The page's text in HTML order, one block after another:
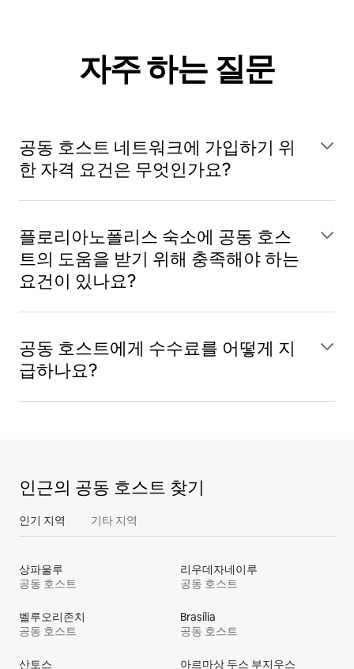
자주 하는 질문
공동 호스트 네트워크에 가입하기 위
한 자격 요건은 무엇인가요?
플로리아노폴리스 숙소에 공동 호스
트의 도움을 받기 위해 충족해야 하는
요건이 있나요?
공동 호스트에게 수수료를 어떻게 지
급하나요?
인근의 공동 호스트 찾기
인기 지역 기타 지역
상파울루
공동 호스트
리우데자네이루
공동 호스트
벨루오리존치
공동 호스트
Brasília
공동 호스트
산토스
아르마상 두스 부지우스